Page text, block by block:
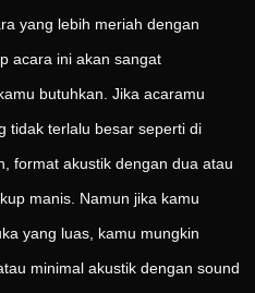
yang lebih meriah dengan
acara ini akan sangat
butuhkan. Jika acaramu
tidak terlalu besar seperti di
format akustik dengan dua atau
manis. Namun jika kamu
yang luas, kamu mungkin
minimal akustik dengan sound